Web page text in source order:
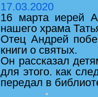
17.03.2020
16 марта иерей
нашего храма
Отец Андрей
книги о святых.
Он рассказал
для этого. как
передал в